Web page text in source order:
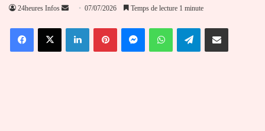
24heures Infos
Envoyer
courriel
07/07/2026 Temps de lecture 1 minute
FacebookX LinkedinPinterestMessengerWhatsAppTelegramPartager par email